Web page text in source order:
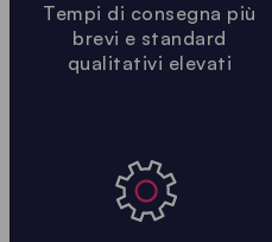
Tempi di consegna più
brevi e standard
qualitativi elevati